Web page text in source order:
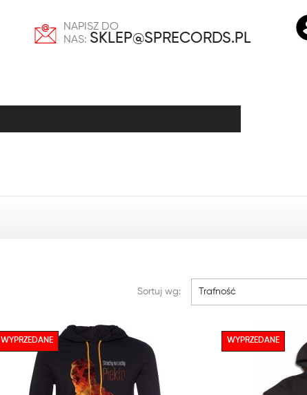
NAPISZ DO
NAS: SKLEP@SPRECORDS.PL
Sortuj wg: Trafność
WYPRZEDANE WYPRZEDANE